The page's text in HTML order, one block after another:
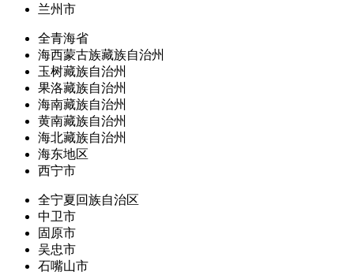
兰州市
全青海省
海西蒙古族藏族自治州
玉树藏族自治州
果洛藏族自治州
海南藏族自治州
黄南藏族自治州
海北藏族自治州
海东地区
西宁市
全宁夏回族自治区
中卫市
固原市
吴忠市
石嘴山市